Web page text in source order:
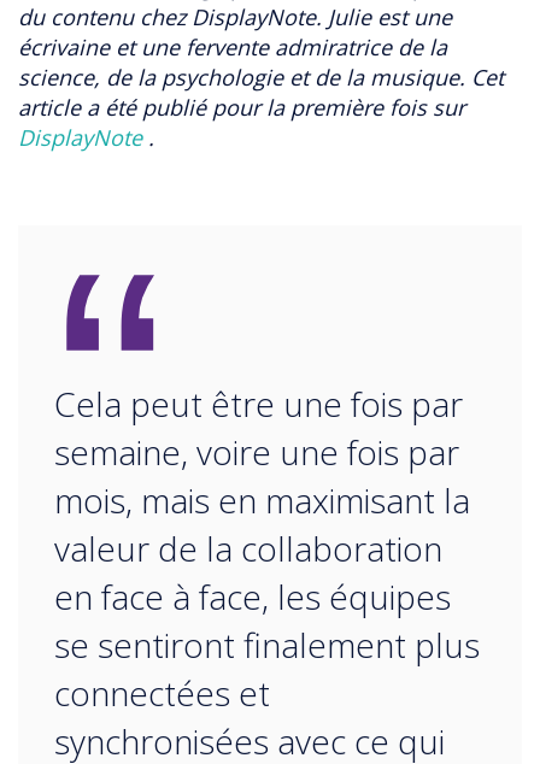
du contenu chez DisplayNote. Julie est une
écrivaine et une fervente admiratrice de la
science, de la psychologie et de la musique. Cet
article a été publié pour la première fois sur
DisplayNote.
“
Cela peut être une fois par
semaine, voire une fois par
mois, mais en maximisant la
valeur de la collaboration
en face à face, les équipes
se sentiront finalement plus
connectées et
synchronisées avec ce qui